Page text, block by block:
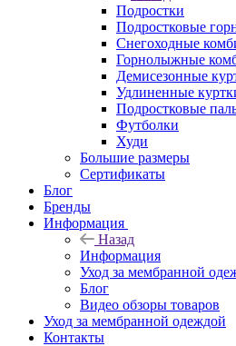
Подростки
Подростковые
Снегоходные
Горнолыжные
Демисезонные
Удлиненные
Подростковые
Футболки
Худи
Большие размеры
Сертификаты
Блог
Бренды
Информация
Назад
Информация
Уход за мембранной
Блог
Видео обзоры товаров
Уход за мембранной одеждой
Контакты